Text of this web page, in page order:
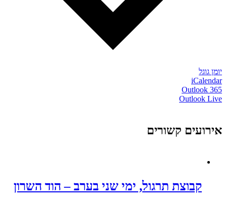
יומן גוגל
iCalendar
Outlook 365
Outlook Live
אירועים קשורים
קבוצת תרגול, ימי שני בערב – הוד השרון